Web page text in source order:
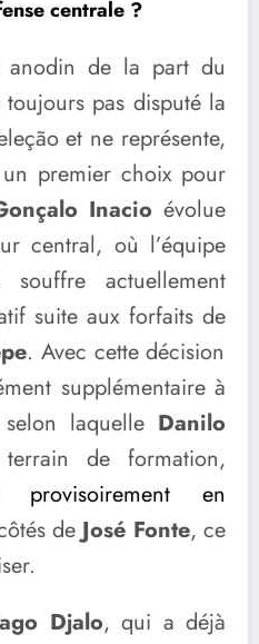
centrale ?
anodin de la part du
toujours pas disputé la
et ne représente,
premier choix pour
Inacio évolue
central, où l’équipe
souffre actuellement
suite aux forfaits de
. Avec cette décision
supplémentaire à
laquelle Danilo
de formation,
provisoirement en
deJosé Fonte, ce
Djalo, qui a déjà